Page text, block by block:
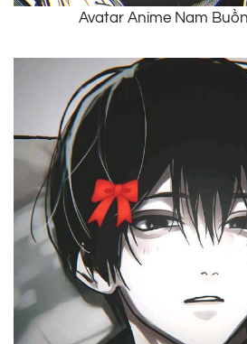
Avatar Anime Nam